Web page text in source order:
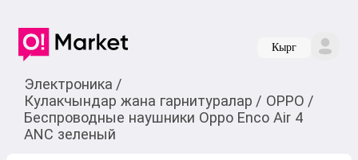
Кырг
Электроника /
Кулакчындар жана гарнитуралар / OPPO /
Беспроводные наушники Oppo Enco Air 4
ANC зеленый